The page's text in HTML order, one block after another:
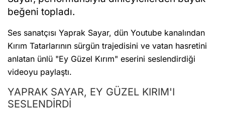
beğeni topladı.
Ses sanatçısı Yaprak Sayar, dün Youtube kanalından
Kırım Tatarlarının sürgün trajedisini ve vatan hasretini
anlatan ünlü "Ey Güzel Kırım" eserini seslendirdiği
videoyu paylaştı.
YAPRAK SAYAR, EY GÜZEL KIRIM'I
SESLENDİRDİ